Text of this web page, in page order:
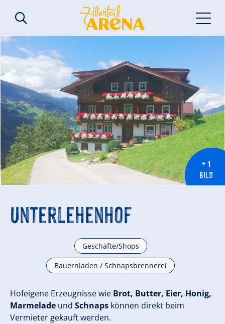
+ 1
BILD
Unterlehenhof
Geschäfte/Shops
Bauernladen / Schnapsbrennerei
Hofeigene Erzeugnisse wie Brot, Butter, Eier, Honig,
Marmelade und Schnaps können direkt beim
Vermieter gekauft werden.